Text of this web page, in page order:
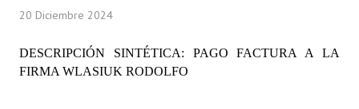
Programas
20 Diciembre 2024
DESCRIPCIÓN SINTÉTICA: PAGO FACTURA A LA
FIRMA WLASIUK RODOLFO